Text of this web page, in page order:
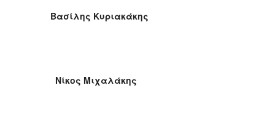
Βασίλης Κυριακάκης
Νίκος Μιχαλάκης